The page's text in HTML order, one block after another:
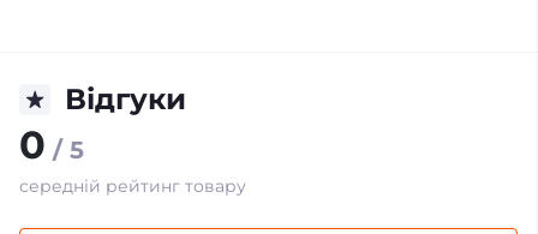
Відгуки
0 / 5
середній рейтинг товару